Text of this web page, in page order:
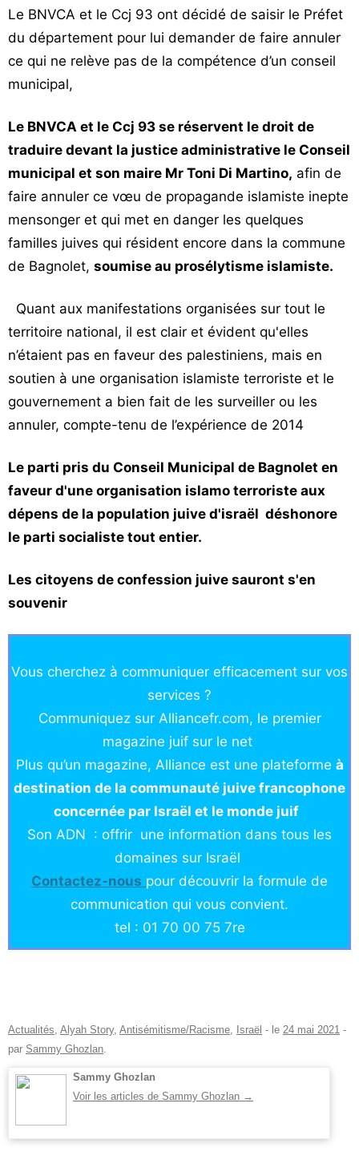
Le BNVCA et le Ccj 93 ont décidé de saisir le Préfet
du département pour lui demander de faire annuler
ce qui ne relève pas de la compétence d’un conseil
municipal,
Le BNVCA et le Ccj 93 se réservent le droit de
traduire devant la justice administrative le Conseil
municipal et son maire Mr Toni Di Martino, afin de
faire annuler ce vœu de propagande islamiste inepte
mensonger et qui met en danger les quelques
familles juives qui résident encore dans la commune
de Bagnolet, soumise au prosélytisme islamiste.
Quant aux manifestations organisées sur tout le
territoire national, il est clair et évident qu'elles
n’étaient pas en faveur des palestiniens, mais en
soutien à une organisation islamiste terroriste et le
gouvernement a bien fait de les surveiller ou les
annuler, compte-tenu de l’expérience de 2014
Le parti pris du Conseil Municipal de Bagnolet en
faveur d'une organisation islamo terroriste aux
dépens de la population juive d'israël déshonore
le parti socialiste tout entier.
Les citoyens de confession juive sauront s'en
souvenir
Vous cherchez à communiquer efficacement sur vos
services ?
Communiquez sur Alliancefr.com, le premier
magazine juif sur le net
Plus qu’un magazine, Alliance est une plateforme à
destination de la communauté juive francophone
concernée par Israël et le monde juif
Son ADN : offrir une information dans tous les
domaines sur Israël
Contactez-nous pour découvrir la formule de
communication qui vous convient.
tel : 01 70 00 75 7re
Actualités, Alyah Story, Antisémitisme/Racisme, Israël - le 24 mai 2021 -
par Sammy Ghozlan.
Sammy Ghozlan
Voir les articles de Sammy Ghozlan →